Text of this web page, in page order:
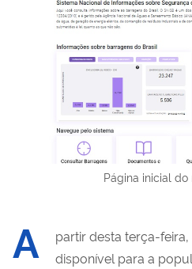
Página inicial do
A
partir desta terça-
disponível para a